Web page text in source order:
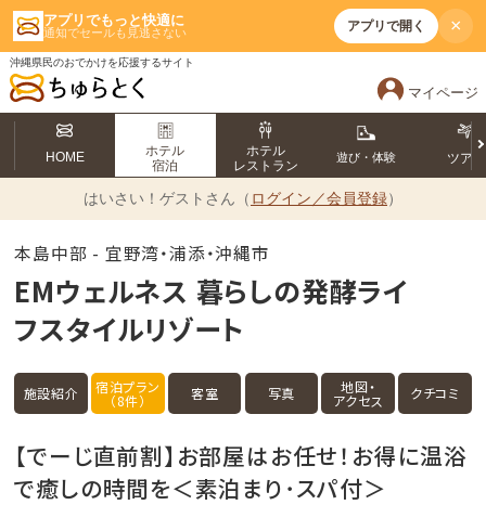
アプリでもっと快適に
通知でセールも見逃さない アプリで開く ×
沖縄県民のおでかけを応援するサイト
マイページ
HOME
ホテル
宿泊
ホテル
レストラン
遊び・体験 ツアー
はいさい！ ゲストさん（ ログイン／会員登録）
本島中部 - 宜野湾・浦添・沖縄市
EMウェルネス 暮らしの発酵ライ
フスタイルリゾート
施設紹介 宿泊プラン
（8件） 客室 写真 地図・
アクセス クチコミ
【でーじ直前割】お部屋はお任せ！お得に温浴
で癒しの時間を＜素泊まり･スパ付＞